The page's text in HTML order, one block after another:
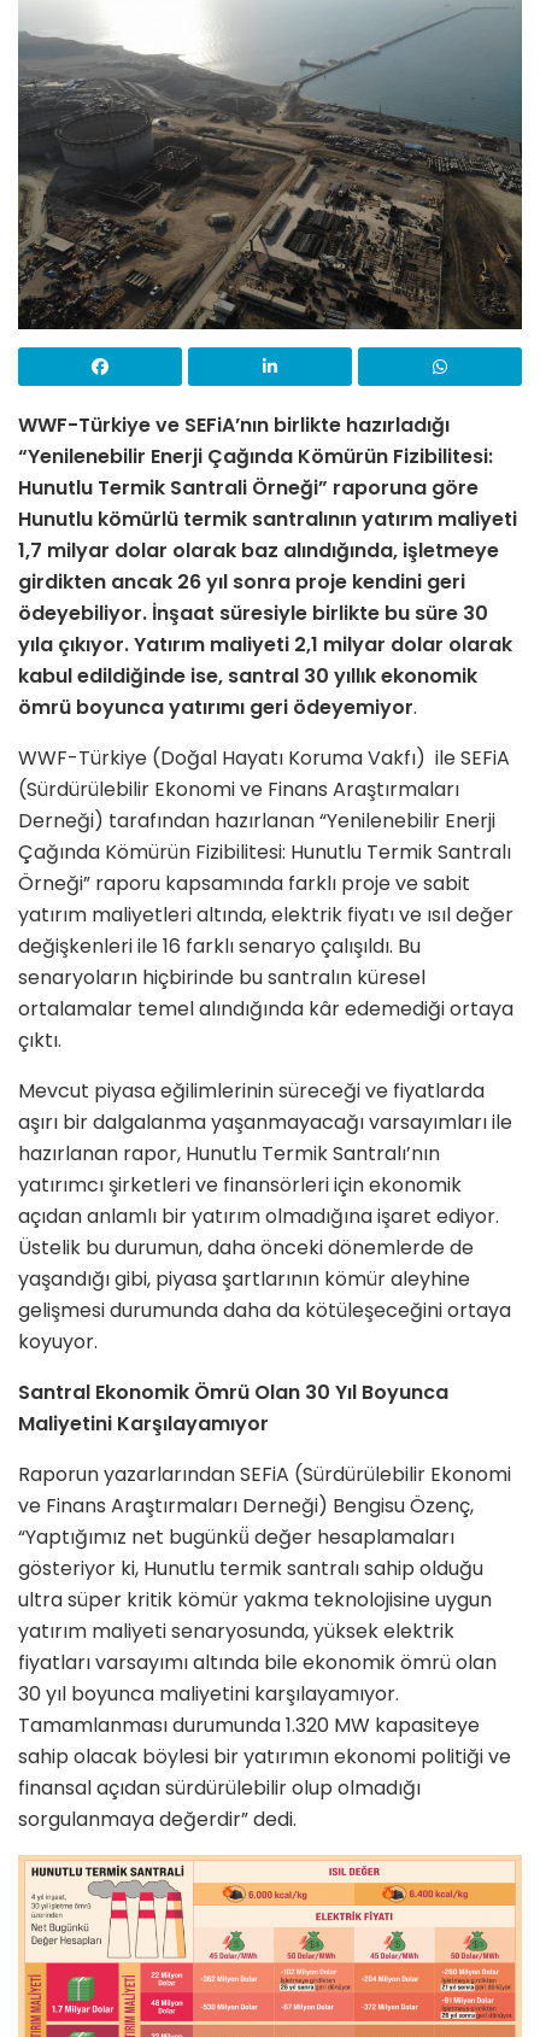
WWF-Türkiye ve SEFiA’nın birlikte hazırladığı
“Yenilenebilir Enerji Çağında Kömürün Fizibilitesi:
Hunutlu Termik Santrali Örneği” raporuna göre
Hunutlu kömürlü termik santralının yatırım maliyeti
1,7 milyar dolar olarak baz alındığında, işletmeye
girdikten ancak 26 yıl sonra proje kendini geri
ödeyebiliyor. İnşaat süresiyle birlikte bu süre 30
yıla çıkıyor. Yatırım maliyeti 2,1 milyar dolar olarak
kabul edildiğinde ise, santral 30 yıllık ekonomik
ömrü boyunca yatırımı geri ödeyemiyor.
WWF-Türkiye (Doğal Hayatı Koruma Vakfı) ile SEFiA
(Sürdürülebilir Ekonomi ve Finans Araştırmaları
Derneği) tarafından hazırlanan “Yenilenebilir Enerji
Çağında Kömürün Fizibilitesi: Hunutlu Termik Santralı
Örneği” raporu kapsamında farklı proje ve sabit
yatırım maliyetleri altında, elektrik fiyatı ve ısıl değer
değişkenleri ile 16 farklı senaryo çalışıldı. Bu
senaryoların hiçbirinde bu santralın küresel
ortalamalar temel alındığında kâr edemediği ortaya
çıktı.
Mevcut piyasa eğilimlerinin süreceği ve fiyatlarda
aşırı bir dalgalanma yaşanmayacağı varsayımları ile
hazırlanan rapor, Hunutlu Termik Santralı’nın
yatırımcı şirketleri ve finansörleri için ekonomik
açıdan anlamlı bir yatırım olmadığına işaret ediyor.
Üstelik bu durumun, daha önceki dönemlerde de
yaşandığı gibi, piyasa şartlarının kömür aleyhine
gelişmesi durumunda daha da kötüleşeceğini ortaya
koyuyor.
Santral Ekonomik Ömrü Olan 30 Yıl Boyunca
Maliyetini Karşılayamıyor
Raporun yazarlarından SEFiA (Sürdürülebilir Ekonomi
ve Finans Araştırmaları Derneği) Bengisu Özenç,
“Yaptığımız net bugünkü̈ değer hesaplamaları
gösteriyor ki, Hunutlu termik santralı sahip olduğu
ultra süper kritik kömür yakma teknolojisine uygun
yatırım maliyeti senaryosunda, yüksek elektrik
fiyatları varsayımı altında bile ekonomik ömrü olan
30 yıl boyunca maliyetini karşılayamıyor.
Tamamlanması durumunda 1.320 MW kapasiteye
sahip olacak böylesi bir yatırımın ekonomi politiği ve
finansal açıdan sürdürülebilir olup olmadığı
sorgulanmaya değerdir” dedi.